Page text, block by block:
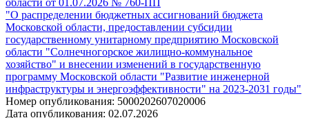
области от 01.07.2026 № 760-ПП
"О распределении бюджетных ассигнований бюджета
Московской области, предоставлении субсидии
государственному унитарному предприятию Московской
области "Солнечногорское жилищно-коммунальное
хозяйство" и внесении изменений в государственную
программу Московской области "Развитие инженерной
инфраструктуры и энергоэффективности" на 2023-2031 годы"
Номер опубликования: 5000202607020006
Дата опубликования: 02.07.2026